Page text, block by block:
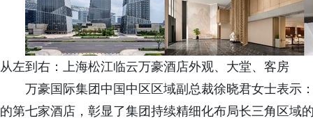
从左到右：上海松江临云万豪酒店外观、大堂、客房
万豪国际集团中国中区区域副总裁徐晓君女士表示
的第七家酒店，彰显了集团持续精细化布局长三角区域